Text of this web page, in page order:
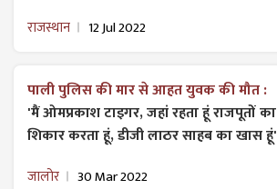
राजस्थान 12 Jul 2022
पाली पुलिस की मार से आहत युवक की मौत :
'मैं ओमप्रकाश टाइगर, जहां रहता हूं राजपूतों का
शिकार करता हूं, डीजी लाठर साहब का खास हूं'
जालोर 30 Mar 2022